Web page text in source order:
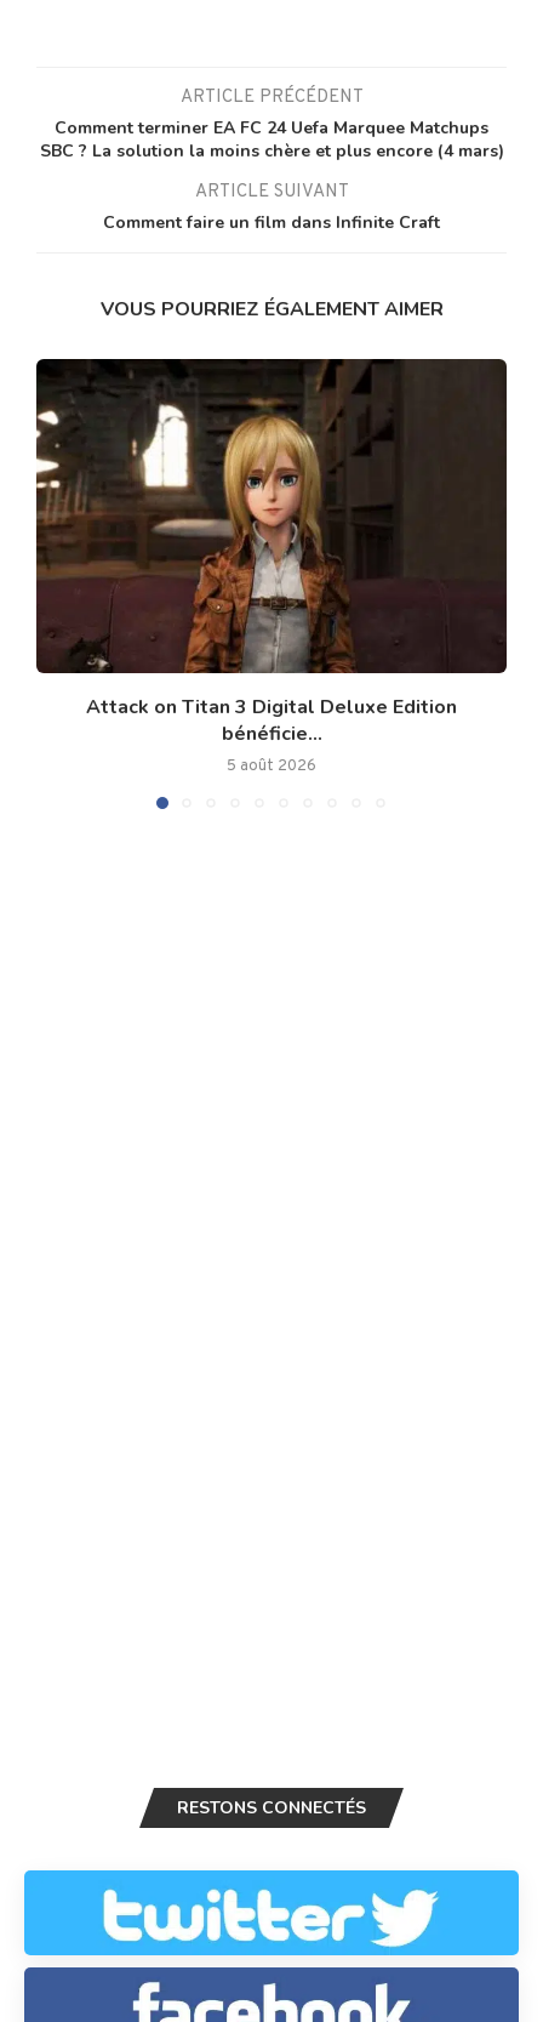
ARTICLE PRÉCÉDENT
Comment terminer EA FC 24 Uefa Marquee Matchups
SBC ? La solution la moins chère et plus encore (4 mars)
ARTICLE SUIVANT
Comment faire un film dans Infinite Craft
VOUS POURRIEZ ÉGALEMENT AIMER
Attack on Titan 3 Digital Deluxe Edition
bénéficie...
5 août 2026
RESTONS CONNECTÉS